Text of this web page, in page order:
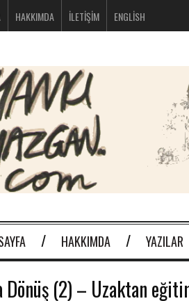
HAKKIMDA İLETIŞIM ENGLISH
HAKKIMDA YAZILAR
Dönüş (2) – Uzaktan